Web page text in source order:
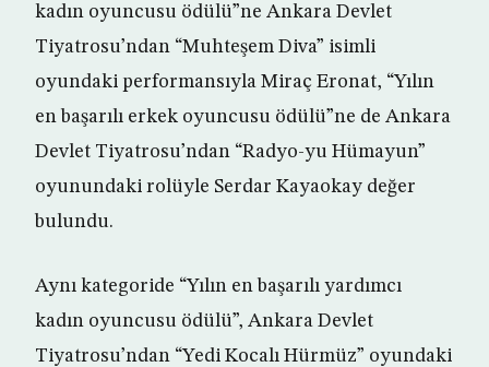
kadın oyuncusu ödülü”ne Ankara Devlet
Tiyatrosu’ndan “Muhteşem Diva” isimli
oyundaki performansıyla Miraç Eronat, “Yılın
en başarılı erkek oyuncusu ödülü”ne de Ankara
Devlet Tiyatrosu’ndan “Radyo-yu Hümayun”
oyunundaki rolüyle Serdar Kayaokay değer
bulundu.
Aynı kategoride “Yılın en başarılı yardımcı
kadın oyuncusu ödülü”, Ankara Devlet
Tiyatrosu’ndan “Yedi Kocalı Hürmüz” oyundaki